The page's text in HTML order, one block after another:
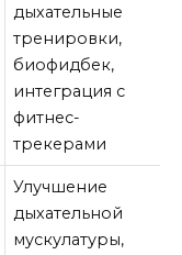
дыхательные
тренировки,
биофидбек,
интеграция с
фитнес-
трекерами
Улучшение
дыхательной
мускулатуры,